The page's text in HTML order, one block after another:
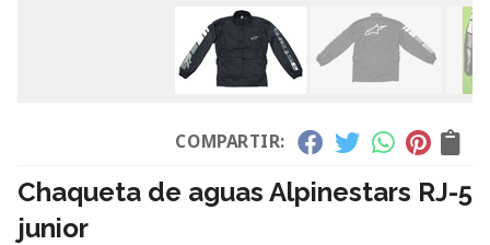
COMPARTIR:
Chaqueta de aguas Alpinestars RJ-5
junior